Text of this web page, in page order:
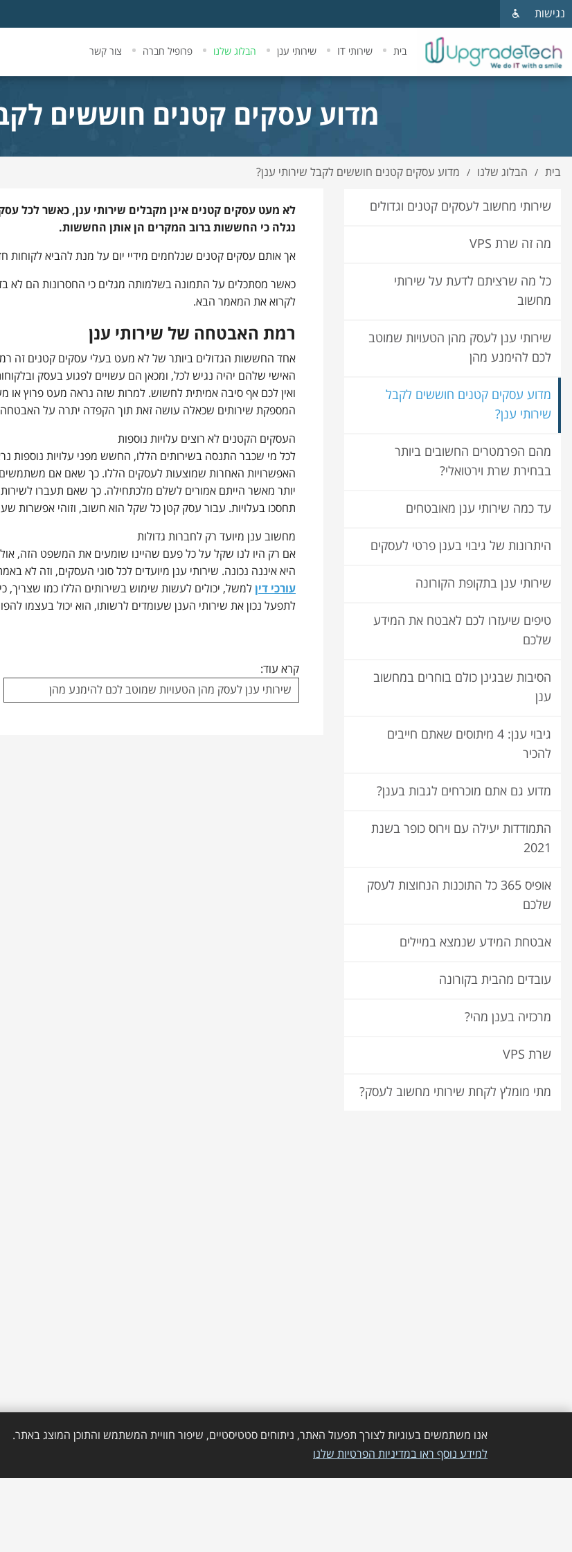
נגישות
בית שירותי IT שירותי ענן הבלוג שלנו פרופיל חברה צור קשר
מדוע עסקים קטנים חוששים
בית / הבלוג שלנו / מדוע עסקים קטנים חוששים לקבל שירותי ענן?
שירותי מחשוב לעסקים קטנים וגדולים
מה זה שרת VPS
כל מה שרציתם לדעת על שירותי
מחשוב
שירותי ענן לעסק מהן הטעויות שמוטב
לכם להימנע מהן
מדוע עסקים קטנים חוששים לקבל
שירותי ענן?
מהם הפרמטרים החשובים ביותר
בבחירת שרת וירטואלי?
עד כמה שירותי ענן מאובטחים
היתרונות של גיבוי בענן פרטי לעסקים
שירותי ענן בתקופת הקורונה
טיפים שיעזרו לכם לאבטח את המידע
שלכם
הסיבות שבגינן כולם בוחרים במחשוב
ענן
גיבוי ענן: 4 מיתוסים שאתם חייבים
להכיר
מדוע גם אתם מוכרחים לגבות בענן?
התמודדות יעילה עם וירוס כופר בשנת
2021
אופיס 365 כל התוכנות הנחוצות לעסק
שלכם
אבטחת המידע שנמצא במיילים
עובדים מהבית בקורונה
מרכזיה בענן מהי?
שרת VPS
מתי מומלץ לקחת שירותי מחשוב לעסק?
לא מעט עסקים קטנים אינן מקבלים שירותי ענן, כאשר לכל
נגלה כי החששות ברוב המקרים הן אותן החששות.
אך אותם עסקים קטנים שנלחמים מידיי יום על מנת להביא
כאשר מסתכלים על התמונה בשלמותה מגלים כי החסרונות הם לא
לקרוא את המאמר הבא.
רמת האבטחה של שירותי ענן
אחד החששות הגדולים ביותר של לא מעט בעלי עסקים קטנים זה
האישי שלהם יהיה נגיש לכל, ומכאן הם עשויים לפגוע בעסק
ואין לכם אף סיבה אמיתית לחשוש. למרות שזה נראה מעט פרוץ
המספקת שירותים שכאלה עושה זאת תוך הקפדה יתרה על
העסקים הקטנים לא רוצים עלויות נוספות
לכל מי שכבר התנסה בשירותים הללו, החשש מפני עלויות נוספות
האפשרויות האחרות שמוצעות לעסקים הללו. כך שאם אם
יותר מאשר הייתם אמורים לשלם מלכתחילה. כך שאם תעברו
תחסכו בעלויות. עבור עסק קטן כל שקל הוא חשוב, וזוהי
מחשוב ענן מיועד רק לחברות גדולות
אם רק היו לנו שקל על כל פעם שהיינו שומעים את המשפט הזה,
היא איננה נכונה. שירותי ענן מיועדים לכל סוגי העסקים, וזה
עורכי דין למשל, יכולים לעשות שימוש בשירותים הללו כמו
לתפעל נכון את שירותי הענן שעומדים לרשותו, הוא יכול בעצמו
קרא עוד:
שירותי ענן לעסק מהן הטעויות שמוטב לכם להימנע מהן
אנו משתמשים בעוגיות לצורך תפעול האתר, ניתוחים סטטיסטיים, שיפור חוויית המשתמש והתוכן המוצג באתר.
למידע נוסף ראו במדיניות הפרטיות שלנו